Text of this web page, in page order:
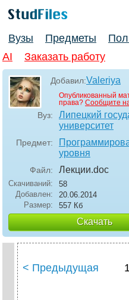
Вузы Предметы
AI
Заказать работу
Добавил:Valeriya
Опубликованный
права? Сообщите
Вуз:
Липецкий
университет
Предмет:
уровня
Файл: Лекции.doc
Скачиваний:
58
Добавлен:
20.06.2014
Размер:
557 Кб
Скачать
< Предыдущая